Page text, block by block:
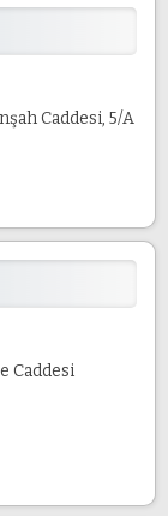
Caddesi, 5/A
Caddesi